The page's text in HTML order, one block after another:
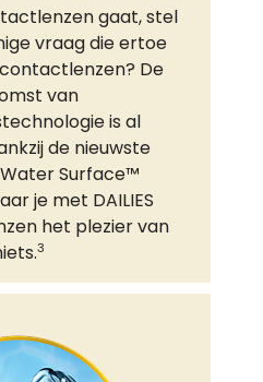
gaat, stel
vraag die ertoe
De
van
is al
de nieuwste
Surface™
je met DAILIES
het plezier van
3